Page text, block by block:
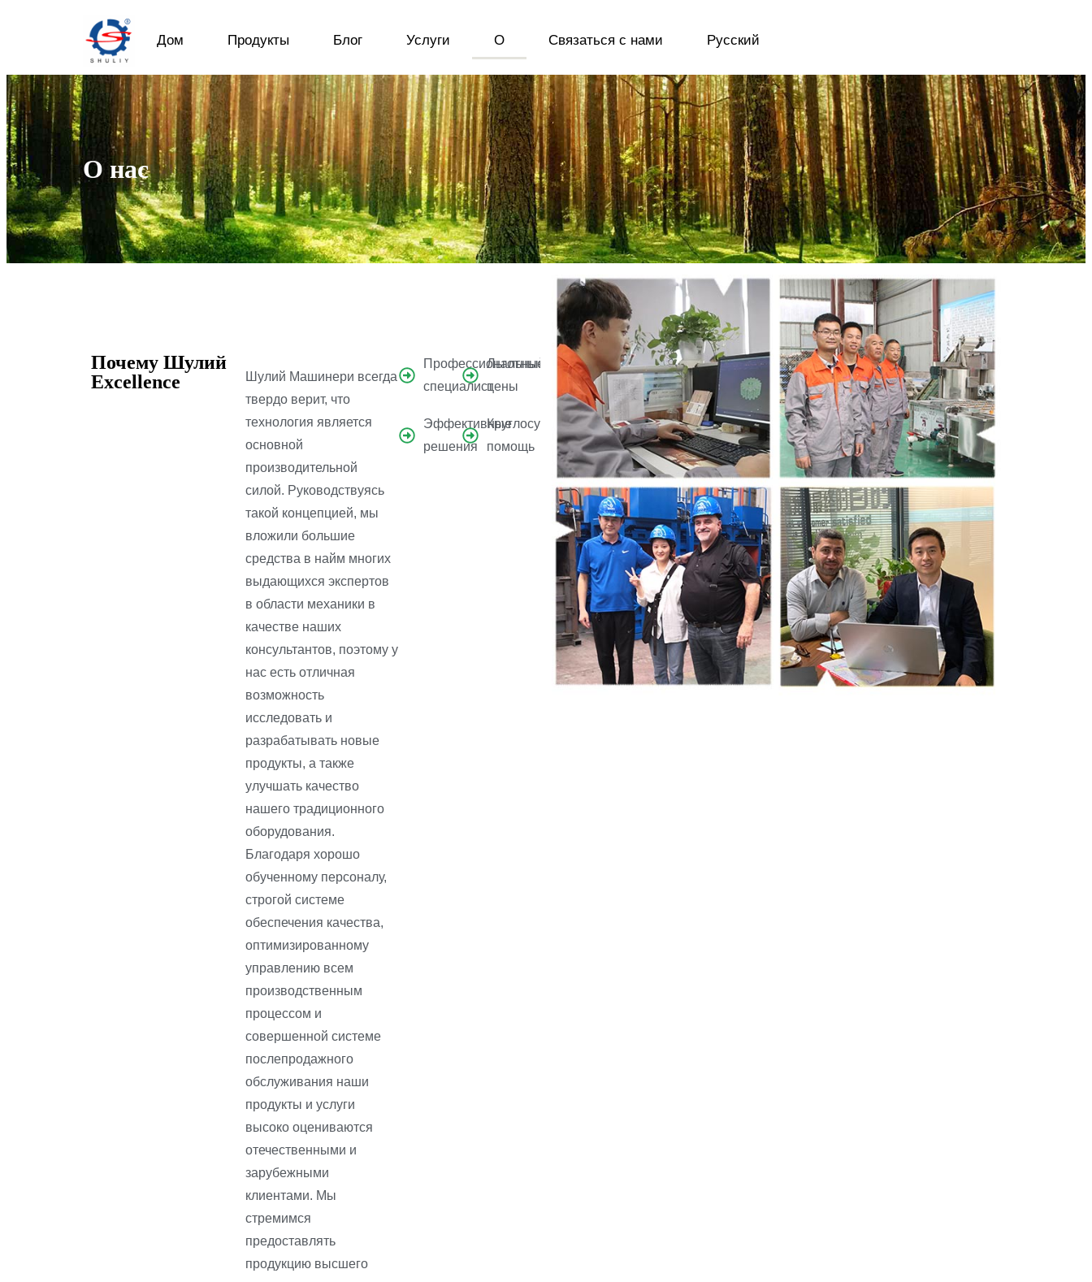
Дом Продукты Блог Услуги О Связаться с нами Русский
О нас
Почему Шулий
Excellence
Шулий Машинери всегда
твердо верит, что
технология является
основной
производительной
силой. Руководствуясь
такой концепцией, мы
вложили большие
средства в найм многих
выдающихся экспертов
в области механики в
качестве наших
консультантов, поэтому у
нас есть отличная
возможность
исследовать и
разрабатывать новые
продукты, а также
улучшать качество
нашего традиционного
оборудования.
Благодаря хорошо
обученному персоналу,
строгой системе
обеспечения качества,
оптимизированному
управлению всем
производственным
процессом и
совершенной системе
послепродажного
обслуживания наши
продукты и услуги
высоко оцениваются
отечественными и
зарубежными
клиентами. Мы
стремимся
предоставлять
продукцию высшего
Профессиональный
специалист
Эффективные
решения
Льготные
цены
Круглосуточная
помощь